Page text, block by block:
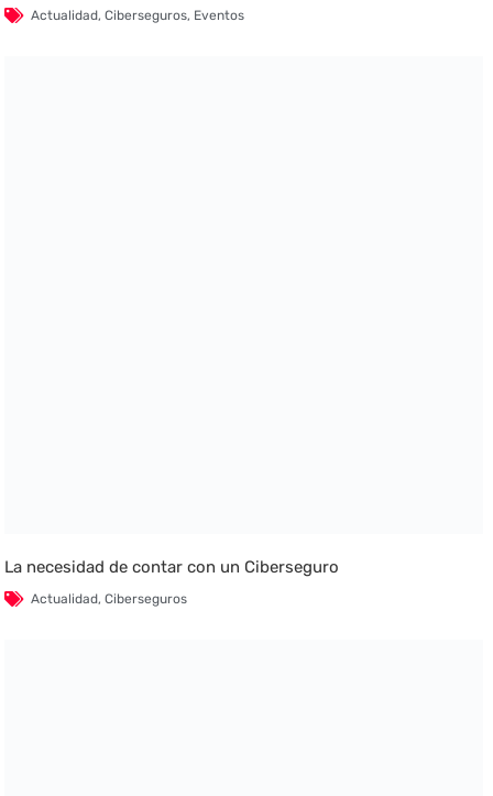
Actualidad,Ciberseguros, Eventos
La necesidad de contar con un Ciberseguro
Actualidad,Ciberseguros